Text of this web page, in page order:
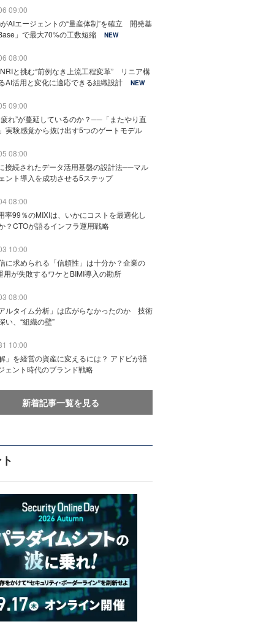
09:00
AIエージェントの“量産体制”を確立 開発基
」で最大70%の工数短縮
NEW
08:00
と挑む“前例なき上流工程変革” リニア構
AI活用と変化に適応できる組織設計
NEW
09:00
れ”が蔓延しているのか？──「またやり直
実験感覚から抜け出す5つのゲートモデル
08:00
接続されたデータ活用基盤の設計法──マル
ント導入を成功させる5ステップ
08:00
率99％のMIXIは、いかにコストを最適化し
？CTOが語るインフラ運用戦略
10:00
に求められる「信頼性」は十分か？企業の
用が失敗するワケとBIMI導入の勘所
08:00
ルタイム分析」は広がらなかったのか 技術
い、“組織の壁”
10:00
」を経営の資産に変えるには？ アドビが語
ェント時代のブランド戦略
新着記事一覧を見る